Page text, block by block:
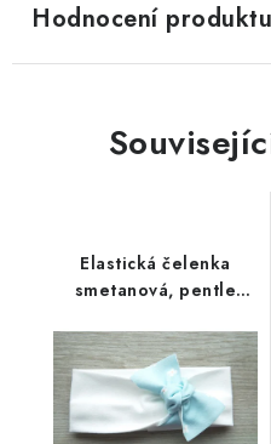
Hodnocení
Elastická čelenka
smetanová, pentle
květinky